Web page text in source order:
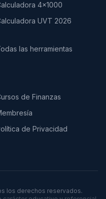
4×1000
UVT 2026
las herramientas
de Finanzas
de Privacidad
los derechos reservados.